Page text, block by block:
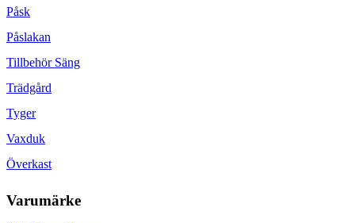
Påsk
Påslakan
Tillbehör Säng
Trädgård
Tyger
Vaxduk
Överkast
Varumärke